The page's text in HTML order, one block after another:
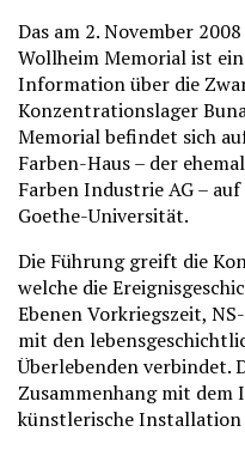
Das am 2. November
Wollheim Memorial ist
Information über die
Konzentrationslager
Memorial befindet sich
Farben-Haus – der
Farben Industrie AG –
Goethe-Universität.
Die Führung greift die
welche die
Ebenen Vorkriegszeit,
mit den
Überlebenden verbindet.
Zusammenhang mit dem
künstlerische